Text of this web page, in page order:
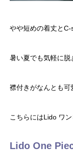
やや短めの着丈と
暑い夏でも気軽に脱
襟付きがなんとも可
こちらにはLido ワ
Lido One